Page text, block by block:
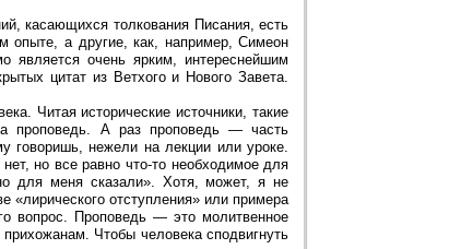
касающихся толкования Писания, есть
опыте, а другие, как, например, Симеон
очень ярким, интереснейшим
цитат из Ветхого и Нового Завета.
Читая исторические источники, такие
проповедь. А раз проповедь — часть
говоришь, нежели на лекции или уроке.
но все равно что-то необходимое для
для меня сказали». Хотя, может, я не
«лирического отступления» или примера
вопрос. Проповедь — это молитвенное
Чтобы человека сподвигнуть